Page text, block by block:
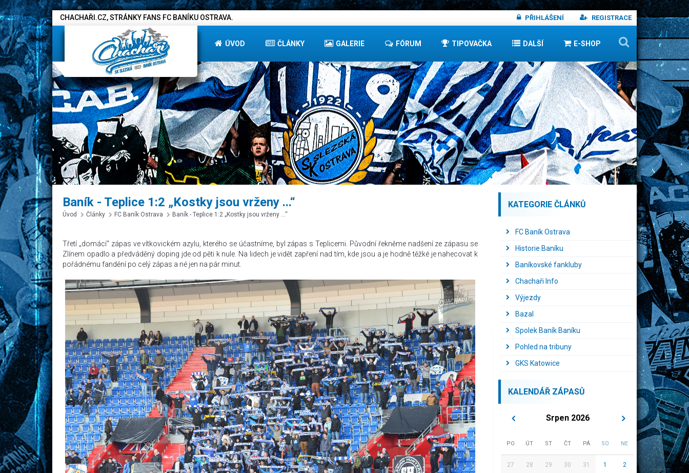
CHACHAŘI.CZ, STRÁNKY FANS FC BANÍKU OSTRAVA. PŘIHLÁŠENÍ REGISTRACE
ÚVOD ČLÁNKY GALERIE FÓRUM TIPOVAČKA DALŠÍ E-SHOP
Baník - Teplice 1:2 „Kostky jsou vrženy ...“
Úvod Články FC Baník Ostrava Baník - Teplice 1:2 „Kostky jsou vrženy ...“
Třetí „domácí“ zápas ve vítkovickém azylu, kterého se účastníme, byl zápas s Teplicemi. Původní řekněme nadšení ze zápasu se
Zlínem opadlo a předváděný doping jde od pěti k nule. Na lidech je vidět zapření nad tím, kde jsou a je hodně těžké je nahecovat k
pořádnému fandění po celý zápas a né jen na pár minut.
KATEGORIE ČLÁNKŮ
FC Baník Ostrava
Historie Baníku
Baníkovské fankluby
Chachaři Info
Výjezdy
Bazal
Spolek Baník Baníku
Pohled na tribuny
GKS Katowice
KALENDÁŘ ZÁPASŮ
Srpen 2026
PO ÚT ST ČT PÁ SO NE
27 28 29 30 31 1 2